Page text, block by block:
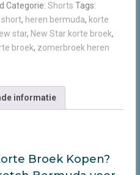
Categorie: Shorts Tags:
, heren bermuda, korte
star, New Star korte broek,
broek, zomerbroek heren
informatie
Broek Kopen?